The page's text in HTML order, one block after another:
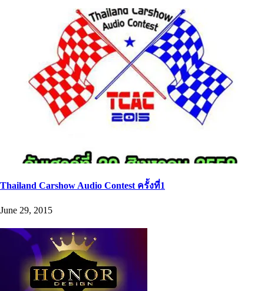
Thailand Carshow Audio Contest ครั้งที่1
June 29, 2015